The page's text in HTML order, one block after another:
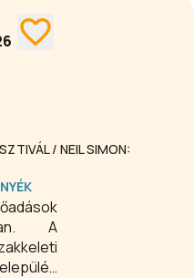
az
és
darab
/ NEIL SIMON:
A